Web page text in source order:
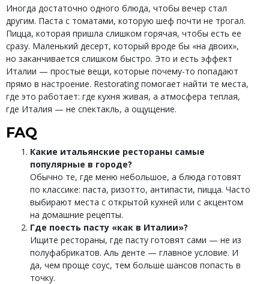
Иногда достаточно одного блюда, чтобы вечер стал
другим. Паста с томатами, которую шеф почти не трогал.
Пицца, которая пришла слишком горячая, чтобы есть ее
сразу. Маленький десерт, который вроде бы «на двоих»,
но заканчивается слишком быстро. Это и есть эффект
Италии — простые вещи, которые почему-то попадают
прямо в настроение. Restorating помогает найти те места,
где это работает: где кухня живая, а атмосфера теплая,
где Италия — не спектакль, а ощущение.
FAQ
Какие итальянские рестораны самые
популярные в городе?
Обычно те, где меню небольшое, а блюда готовят
по классике: паста, ризотто, антипасти, пицца. Часто
выбирают места с открытой кухней или с акцентом
на домашние рецепты.
Где поесть пасту «как в Италии»?
Ищите рестораны, где пасту готовят сами — не из
полуфабрикатов. Аль денте — главное условие. И
да, чем проще соус, тем больше шансов попасть в
точку.